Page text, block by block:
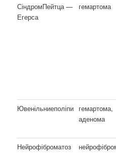
СіндромПейтца —
Егерса
гемартома
Ювенільниеполіпи гемартома,
аденома
Нейрофіброматоз